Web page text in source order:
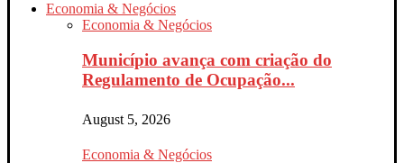
Economia & Negócios
Economia & Negócios
Município avança com criação do
Regulamento de Ocupação...
August 5, 2026
Economia & Negócios